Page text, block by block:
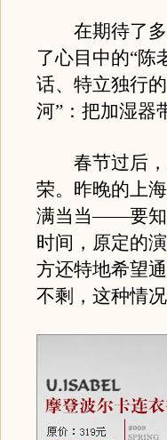
在期待了多
了心目中的“
话、特立独行
河”：把加湿器
春节过后，
荣。昨晚的上
满当当——要知
时间，原定的
方还特地希望
不剩，这种情